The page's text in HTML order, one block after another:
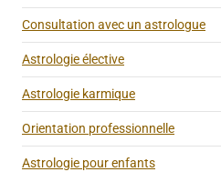
Consultation avec un astrologue
Astrologie élective
Astrologie karmique
Orientation professionnelle
Astrologie pour enfants